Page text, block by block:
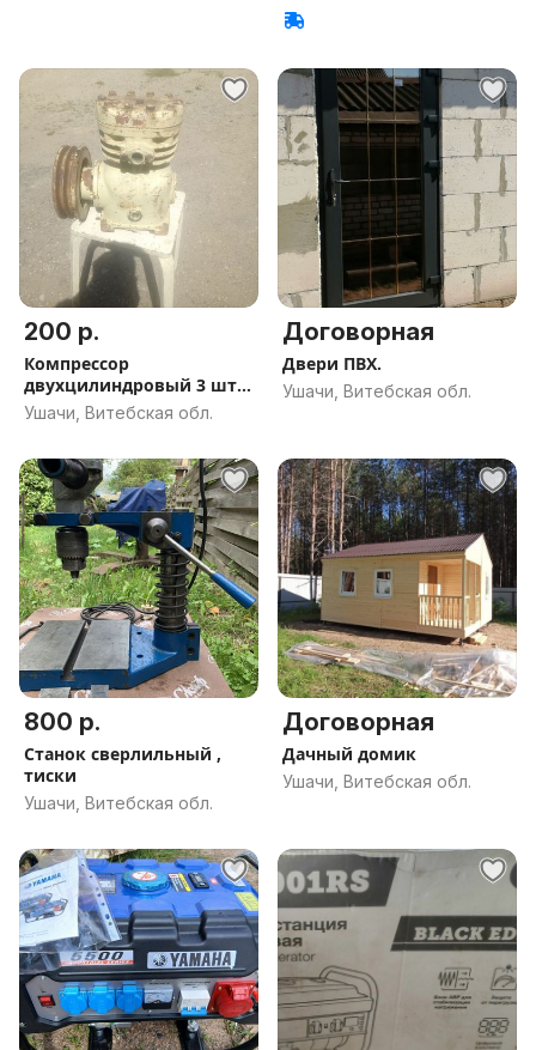
200 р.
Компрессор
двухцилиндровый 3 шт
(головка компрессо
Ушачи, Витебская обл.
Договорная
Двери ПВХ.
Ушачи, Витебская обл.
800 р.
Станок сверлильный ,
тиски
Ушачи, Витебская обл.
Договорная
Дачный домик
Ушачи, Витебская обл.